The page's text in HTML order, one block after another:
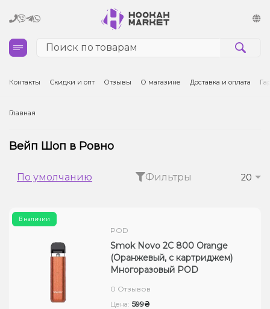
Кальяны
Табак для кальяна и кальянные смеси
Электронные сигареты (POD)
Комплектующие для POD
Жидкости для электронных сигарет
Контакты Скидки и опт Отзывы О магазине Доставка и оплата
Главная
Вейп Шоп в Ровно
По умолчанию Фильтры 20
В наличии
POD
Smok Novo 2C 800 Orange
(Оранжевый, с картриджем)
Многоразовый POD
0 Отзывов
Цена: 599₴